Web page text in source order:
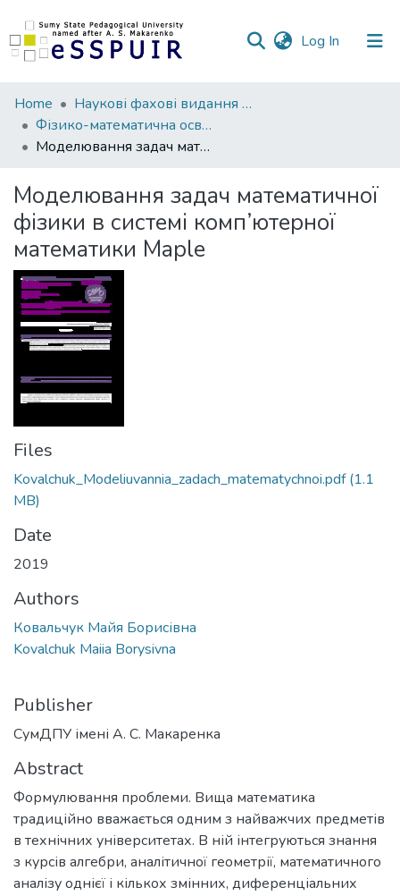
Log In (current)
Communities
&
Collections
Statistics
Home
Наукові фахові видання СумДПУ
Фізико-математична освіта
Моделювання задач математичної фізики в системі комп’ютерної математики Maple
Моделювання задач математичної
фізики в системі комп’ютерної
математики Maple
Files
Kovalchuk_Modeliuvannia_zadach_matematychnoi.pdf(1.1
MB)
Date
2019
Authors
Ковальчук Майя Борисівна
Kovalchuk Maiia Borysivna
Publisher
СумДПУ імені А. С. Макаренка
Abstract
Формулювання проблеми. Вища математика
традиційно вважається одним з найважчих предметів
в технічних університетах. В ній інтегруються знання
з курсів алгебри, аналітичної геометрії, математичного
аналізу однієї і кількох змінних, диференціальних